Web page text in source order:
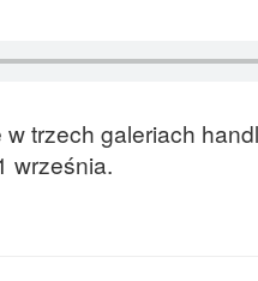
trzech galeriach
września.